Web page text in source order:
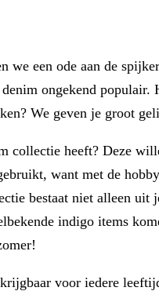
we een ode aan de
ongekend
We geven je groot
collectie heeft? Deze
want met de
bestaat niet alleen
indigo items
voor iedere